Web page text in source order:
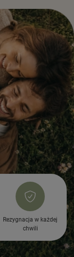
Rezygnacja w każdej
chwili